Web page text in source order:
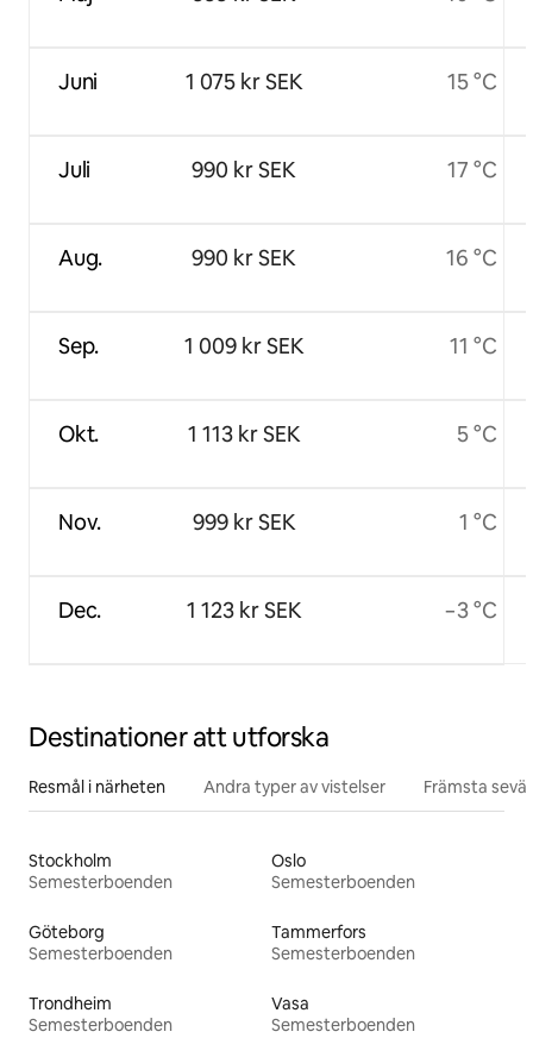
Juni
Juli
Aug.
Sep.
Okt.
Nov.
Dec.
1 075 kr SEK
990 kr SEK
990 kr SEK
1 009 kr SEK
1 113 kr SEK
999 kr SEK
1 123 kr SEK
15 °C
17 °C
16 °C
11 °C
5 °C
1 °C
−3 °C
Destinationer att utforska
Resmål i närheten Andra typer av vistelser Främsta
Stockholm
Semesterboenden
Oslo
Semesterboenden
Göteborg
Semesterboenden
Tammerfors
Semesterboenden
Trondheim
Semesterboenden
Vasa
Semesterboenden